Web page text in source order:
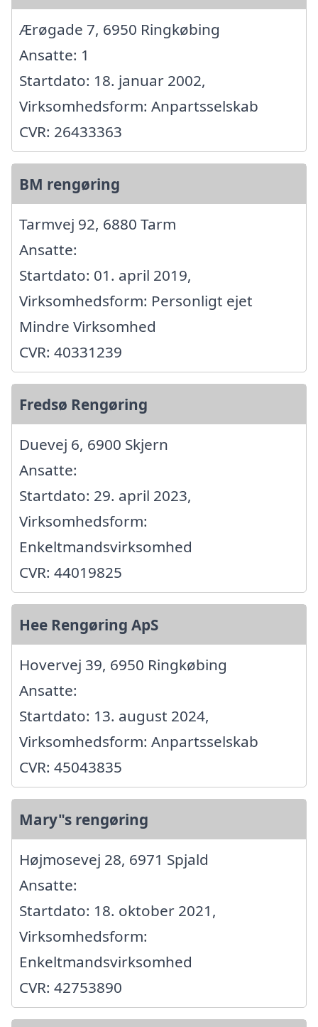
Ærøgade 7, 6950 Ringkøbing
Ansatte: 1
Startdato: 18. januar 2002,
Virksomhedsform: Anpartsselskab
CVR: 26433363
BM rengøring
Tarmvej 92, 6880 Tarm
Ansatte:
Startdato: 01. april 2019,
Virksomhedsform: Personligt ejet
Mindre Virksomhed
CVR: 40331239
Fredsø Rengøring
Duevej 6, 6900 Skjern
Ansatte:
Startdato: 29. april 2023,
Virksomhedsform:
Enkeltmandsvirksomhed
CVR: 44019825
Hee Rengøring ApS
Hovervej 39, 6950 Ringkøbing
Ansatte:
Startdato: 13. august 2024,
Virksomhedsform: Anpartsselskab
CVR: 45043835
Mary"s rengøring
Højmosevej 28, 6971 Spjald
Ansatte:
Startdato: 18. oktober 2021,
Virksomhedsform:
Enkeltmandsvirksomhed
CVR: 42753890